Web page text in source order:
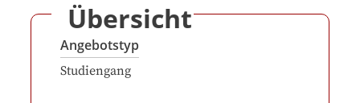
Übersicht
Angebotstyp
Studiengang